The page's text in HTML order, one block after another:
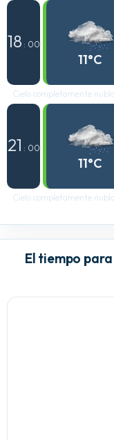
18 : 00
11°C
Cielo completamente
21 : 00
11°C
Cielo completamente
El tiempo